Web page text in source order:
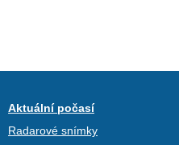
Aktuální počasí
Radarové snímky